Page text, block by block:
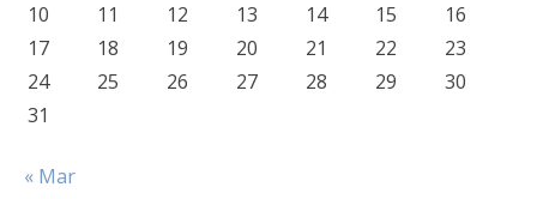
10
11 12 13 14 15
16
17
18 19 20 21 22
23
24
25 26 27 28 29
30
31
« Mar